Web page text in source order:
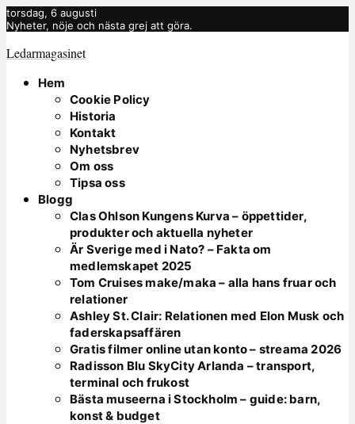
torsdag, 6 augusti
Nyheter, nöje och nästa grej att göra.
Ledarmagasinet
Hem
Cookie Policy
Historia
Kontakt
Nyhetsbrev
Om oss
Tipsa oss
Blogg
Clas Ohlson Kungens Kurva – öppettider,
produkter och aktuella nyheter
Är Sverige med i Nato? – Fakta om
medlemskapet 2025
Tom Cruises make/maka – alla hans fruar och
relationer
Ashley St. Clair: Relationen med Elon Musk och
faderskapsaffären
Gratis filmer online utan konto – streama 2026
Radisson Blu SkyCity Arlanda – transport,
terminal och frukost
Bästa museerna i Stockholm – guide: barn,
konst & budget